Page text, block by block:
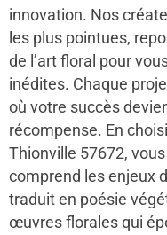
innovation. Nos
les plus pointues,
de l’art floral pour
inédites. Chaque
où votre succès
récompense. En
Thionville 57672,
comprend les enjeux
traduit en poésie
œuvres florales qui